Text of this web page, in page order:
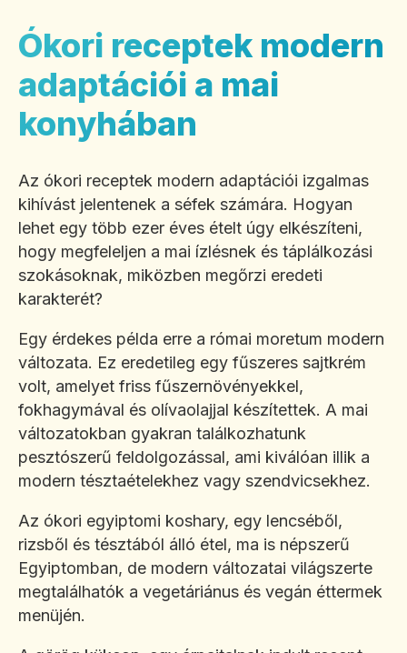
Ókori receptek modern
adaptációi a mai
konyhában
Az ókori receptek modern adaptációi izgalmas
kihívást jelentenek a séfek számára. Hogyan
lehet egy több ezer éves ételt úgy elkészíteni,
hogy megfeleljen a mai ízlésnek és táplálkozási
szokásoknak, miközben megőrzi eredeti
karakterét?
Egy érdekes példa erre a római moretum modern
változata. Ez eredetileg egy fűszeres sajtkrém
volt, amelyet friss fűszernövényekkel,
fokhagymával és olívaolajjal készítettek. A mai
változatokban gyakran találkozhatunk
pesztószerű feldolgozással, ami kiválóan illik a
modern tésztaételekhez vagy szendvicsekhez.
Az ókori egyiptomi koshary, egy lencséből,
rizsből és tésztából álló étel, ma is népszerű
Egyiptomban, de modern változatai világszerte
megtalálhatók a vegetáriánus és vegán éttermek
menüjén.